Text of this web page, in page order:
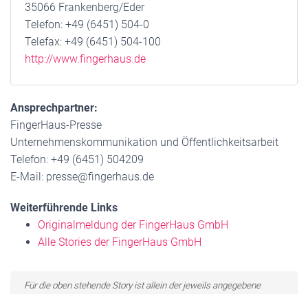
35066 Frankenberg/Eder
Telefon: +49 (6451) 504-0
Telefax: +49 (6451) 504-100
http://www.fingerhaus.de
Ansprechpartner:
FingerHaus-Presse
Unternehmenskommunikation und Öffentlichkeitsarbeit
Telefon: +49 (6451) 504209
E-Mail: presse@fingerhaus.de
Weiterführende Links
Originalmeldung der FingerHaus GmbH
Alle Stories der FingerHaus GmbH
Für die oben stehende Story ist allein der jeweils angegebene